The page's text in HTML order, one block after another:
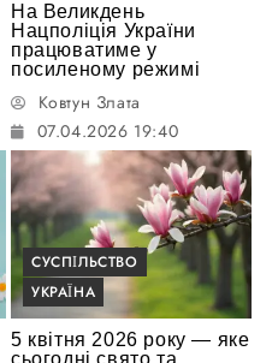
На Великдень
Нацполіція України
працюватиме у
посиленому режимі
Ковтун Злата
07.04.2026 19:40
СУСПІЛЬСТВО
УКРАЇНА
5 квітня 2026 року — яке
сьогодні свято та